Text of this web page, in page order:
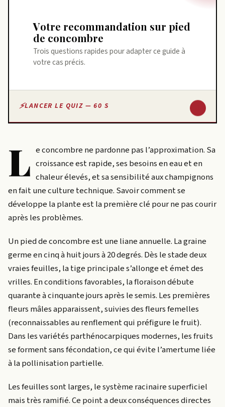
Votre recommandation sur pied
de concombre
Trois questions rapides pour adapter ce guide à
votre cas précis.
LANCER LE QUIZ — 60 S ↓
L e concombre ne pardonne pas l’approximation. Sa
croissance est rapide, ses besoins en eau et en
chaleur élevés, et sa sensibilité aux champignons
en fait une culture technique. Savoir comment se
développe la plante est la première clé pour ne pas courir
après les problèmes.
Un pied de concombre est une liane annuelle. La graine
germe en cinq à huit jours à 20 degrés. Dès le stade deux
vraies feuilles, la tige principale s’allonge et émet des
vrilles. En conditions favorables, la floraison débute
quarante à cinquante jours après le semis. Les premières
fleurs mâles apparaissent, suivies des fleurs femelles
(reconnaissables au renflement qui préfigure le fruit).
Dans les variétés parthénocarpiques modernes, les fruits
se forment sans fécondation, ce qui évite l’amertume liée
à la pollinisation partielle.
Les feuilles sont larges, le système racinaire superficiel
mais très ramifié. Ce point a deux conséquences directes